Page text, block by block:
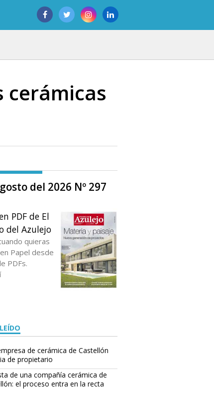
cerámicas
del 2026 Nº 297
PDF de El
del Azulejo
quieras
Papel desde
PDFs.
de cerámica de Castellón
de propietario
de una compañía cerámica de
el proceso entra en la recta